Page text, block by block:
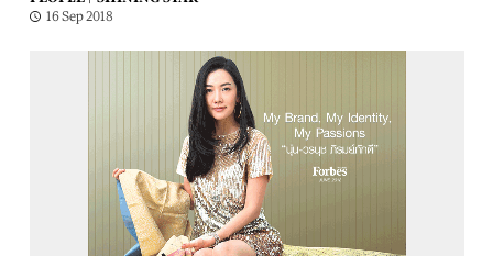
16 Sep 2018